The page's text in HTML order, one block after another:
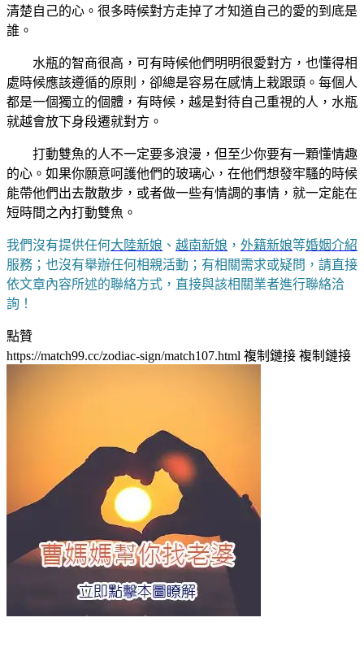
清楚自己的心。很多時候對方走掉了才知道自己的愛的到底是
誰。
水瓶的智商很高，可有時候他們明明很愛對方，也懂得相
處時候應該遵循的原則，卻總是容易在感情上栽跟頭。每個人
都是一個獨立的個體，有時候，越是對待自己重視的人，水瓶
就越會放下身段遷就對方。
打動雙魚的人不一定要多浪漫，但至少你要有一顆懂情趣
的心。如果你願意呵護他們的玻璃心，在他們想發牢騷的時候
能帶他們出去散散步，或者做一些有情調的事情，就一定能在
短時間之內打動雙魚。
我們沒有提供任何大陸新娘 、 越南新娘 ， 外籍新娘等婚姻介紹
服務；也沒有舉辦任何相親活動；有相關需求或疑問，請直接
依文章內容所述的聯絡方式，直接與該相關業者進行聯絡洽
詢！
點贊
https://match99.cc/zodiac-sign/match107.html 複制鏈接 複制鏈接